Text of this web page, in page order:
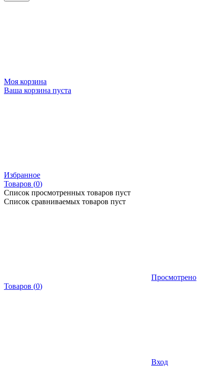
Моя корзина
Ваша корзина пуста
Избранное
Товаров (0)
Список просмотренных товаров пуст
Список сравниваемых товаров пуст
Просмотрено
Товаров (0)
Вход